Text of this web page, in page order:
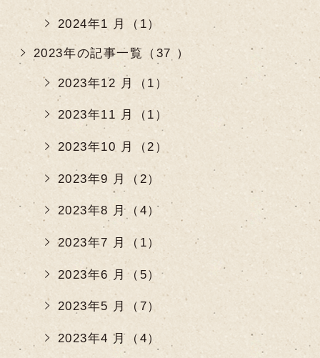
2024年1 月（1）
2023年の記事一覧（37 ）
2023年12 月（1）
2023年11 月（1）
2023年10 月（2）
2023年9 月（2）
2023年8 月（4）
2023年7 月（1）
2023年6 月（5）
2023年5 月（7）
2023年4 月（4）